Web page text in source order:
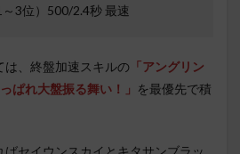
3位）500/2.4秒 最速
は、終盤加速スキルの 「アングリン
ぱれ大盤振る舞い！」 を最優先で積
セイウンスカイとキタサンブラッ